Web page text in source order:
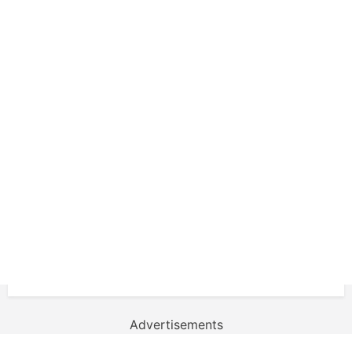
Advertisements